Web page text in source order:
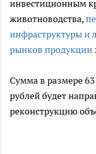
инвестиционным
животноводства,
инфраструктуры и
рынков продукции
Сумма в размере
рублей будет
реконструкцию